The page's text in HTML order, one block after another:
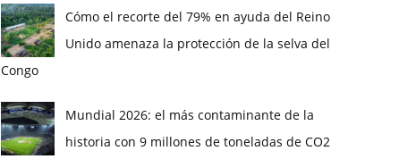
Cómo el recorte del 79% en ayuda del Reino
Unido amenaza la protección de la selva del
Congo
Mundial 2026: el más contaminante de la
historia con 9 millones de toneladas de CO2